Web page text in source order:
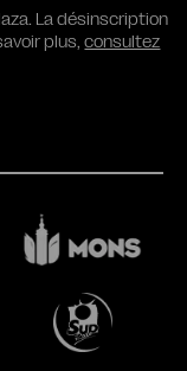
La désinscription
plus,consultez